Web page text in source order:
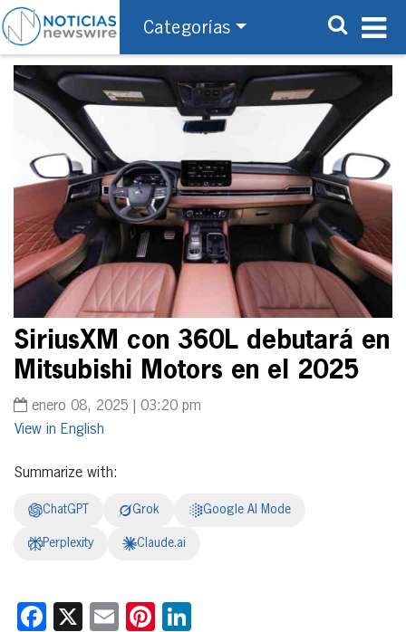
Categorías
SiriusXM con 360L debutará en
Mitsubishi Motors en el 2025
enero 08, 2025 | 03:20 pm
English
Summarize with:
ChatGPT Grok Google AI Mode
Perplexity Claude.ai
Facebook
X EmailPinterest